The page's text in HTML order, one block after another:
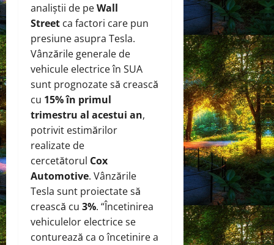
analiștii de peWall
Street ca factori care pun
presiune asupra Tesla.
Vânzările generale de
vehicule electrice în SUA
sunt prognozate să crească
cu 15% în primul
trimestru al acestui an,
potrivit estimărilor
realizate de
cercetătorul Cox
Automotive. Vânzările
Tesla sunt proiectate să
crească cu 3%. “Încetinirea
vehiculelor electrice se
conturează ca o încetinire a